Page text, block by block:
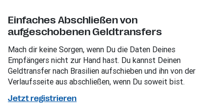
Einfaches Abschließen von
aufgeschobenen Geldtransfers
Mach dir keine Sorgen, wenn Du die Daten Deines
Empfängers nicht zur Hand hast. Du kannst Deinen
Geldtransfer nach Brasilien aufschieben und ihn von der
Verlaufsseite aus abschließen, wenn Du soweit bist.
Jetzt registrieren